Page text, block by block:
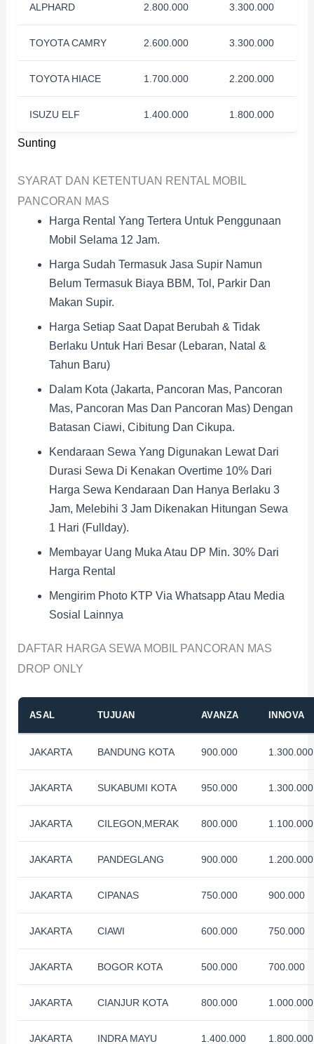
Sunting
ALPHARD 2.800.000 3.300.000
TOYOTA CAMRY 2.600.000 3.300.000
TOYOTA HIACE 1.700.000 2.200.000
ISUZU ELF 1.400.000 1.800.000
SYARAT DAN KETENTUAN RENTAL MOBIL
PANCORAN MAS
Harga Rental Yang Tertera Untuk Penggunaan
Mobil Selama 12 Jam.
Harga Sudah Termasuk Jasa Supir Namun
Belum Termasuk Biaya BBM, Tol, Parkir Dan
Makan Supir.
Harga Setiap Saat Dapat Berubah & Tidak
Berlaku Untuk Hari Besar (Lebaran, Natal &
Tahun Baru)
Dalam Kota (Jakarta, Pancoran Mas, Pancoran
Mas, Pancoran Mas Dan Pancoran Mas) Dengan
Batasan Ciawi, Cibitung Dan Cikupa.
Kendaraan Sewa Yang Digunakan Lewat Dari
Durasi Sewa Di Kenakan Overtime 10% Dari
Harga Sewa Kendaraan Dan Hanya Berlaku 3
Jam, Melebihi 3 Jam Dikenakan Hitungan Sewa
1 Hari (fullday).
Membayar Uang Muka Atau DP Min. 30% Dari
Harga Rental
Mengirim Photo KTP Via Whatsapp Atau Media
Sosial Lainnya
DAFTAR HARGA SEWA MOBIL PANCORAN MAS
DROP ONLY
ASAL TUJUAN AVANZA INNOVA
JAKARTA BANDUNG KOTA 900.000 1.300.000
JAKARTA SUKABUMI KOTA 950.000 1.300.000
JAKARTA CILEGON,MERAK 800.000 1.100.000
JAKARTA PANDEGLANG 900.000 1.200.000
JAKARTA CIPANAS 750.000 900.000
JAKARTA CIAWI 600.000 750.000
JAKARTA BOGOR KOTA 500.000 700.000
JAKARTA CIANJUR KOTA 800.000 1.000.000
JAKARTA INDRA MAYU 1.400.000 1.800.000